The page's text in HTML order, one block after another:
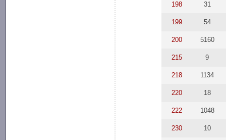
198 31
199 54
200 5160
215 9
218 1134
220 18
222 1048
230 10